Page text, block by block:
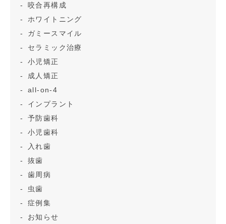
咬合再構成
ホワイトニング
ガミースマイル
セラミック治療
小児矯正
成人矯正
all-on-4
インプラント
予防歯科
小児歯科
入れ歯
抜歯
歯周病
虫歯
症例集
お知らせ